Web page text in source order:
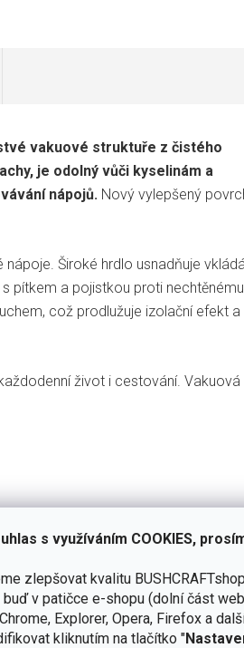
s využíváním COOKIES,
zlepšovat kvalitu
v patičce e-shopu (dolní část
Explorer, Opera, Firefox a
kliknutím na tlačítko "
vakuové struktuře z čistého
je odolný vůči kyselinám a
nápojů. Nový vylepšený
Široké hrdlo usnadňuje
pítkem a pojistkou proti nechtěnému
což prodlužuje izolační efekt a
život i cestování. Vakuová
těžkých kovů.